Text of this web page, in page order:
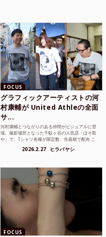
FOCUS
グラフィックアーティストの河
村康輔が United Athleの全面
サ...
河村康輔とつながりのある仲間がビジュアルに登
場。撮影場所となった千駄ヶ谷の人気店「ほそ島
や」で、Tシャツ各種が限定数、先着順で配布 こ
2026.2.27 ヒラバヤシ
FOCUS